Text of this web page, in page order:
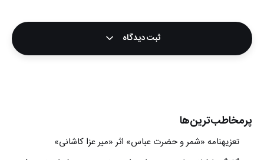
ثبت دیدگاه
پرمخاطب‌ترین‌ها
تعزیه‎نامه‏ «شمر و حضرت عباس» اثر «میر عزا کاشانی»